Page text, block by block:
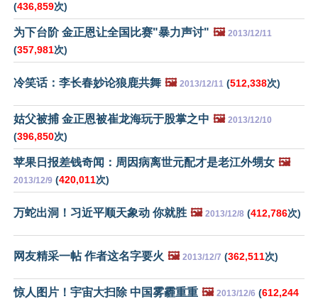
(436,859次)
为下台阶 金正恩让全国比赛"暴力声讨" 🖼️ 2013/12/11
(357,981次)
冷笑话：李长春妙论狼鹿共舞 🖼️ 2013/12/11 (512,338次)
姑父被捕 金正恩被崔龙海玩于股掌之中 🖼️ 2013/12/10
(396,850次)
苹果日报差钱奇闻：周因病离世元配才是老江外甥女 🖼️
2013/12/9 (420,011次)
万蛇出洞！习近平顺天象动 你就胜 🖼️ 2013/12/8 (412,786次)
网友精采一帖 作者这名字要火 🖼️ 2013/12/7 (362,511次)
惊人图片！宇宙大扫除 中国雾霾重重 🖼️ 2013/12/6 (612,244